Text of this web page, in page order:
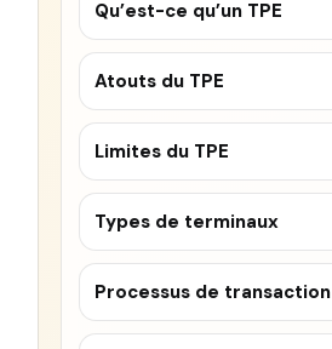
Qu’est-ce qu’un TPE
Atouts du TPE
Limites du TPE
Types de terminaux
Processus de transaction